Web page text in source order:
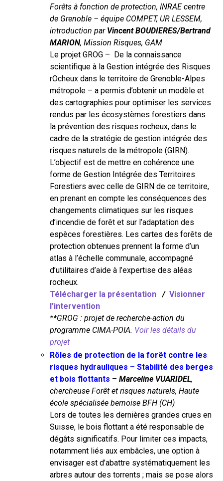
Forêts à fonction de protection, INRAE centre
de Grenoble – équipe COMPET, UR LESSEM,
introduction par Vincent BOUDIERES/Bertrand
MARION, Mission Risques, GAM
Le projet GROG – De la connaissance
scientifique à la Gestion intégrée des Risques
rOcheux dans le territoire de Grenoble-Alpes
métropole – a permis d’obtenir un modèle et
des cartographies pour optimiser les services
rendus par les écosystèmes forestiers dans
la prévention des risques rocheux, dans le
cadre de la stratégie de gestion intégrée des
risques naturels de la métropole (GIRN).
L’objectif est de mettre en cohérence une
forme de Gestion Intégrée des Territoires
Forestiers avec celle de GIRN de ce territoire,
en prenant en compte les conséquences des
changements climatiques sur les risques
d’incendie de forêt et sur l’adaptation des
espèces forestières. Les cartes des forêts de
protection obtenues prennent la forme d’un
atlas à l’échelle communale, accompagné
d’utilitaires d’aide à l’expertise des aléas
rocheux.
Télécharger la présentation
/ Visionner
l’intervention
**GROG : projet de recherche-action du
programme CIMA-POIA. Voir les détails du
projet
Rôles de protection de la forêt contre les
risques hydrauliques – Stabilité des berges
et bois flottants – Marceline VUARIDEL,
chercheuse Forêt et risques naturels, Haute
école spécialisée bernoise BFH (CH)
Lors de toutes les dernières grandes crues en
Suisse, le bois flottant a été responsable de
dégâts significatifs. Pour limiter ces impacts,
notamment liés aux embâcles, une option à
envisager est d’abattre systématiquement les
arbres autour des torrents ; mais se pose alors